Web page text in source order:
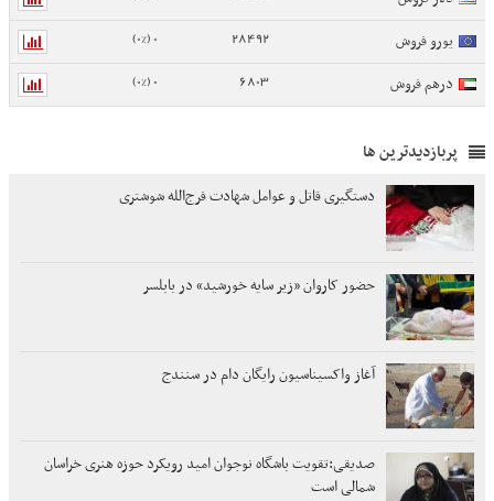
یورو فروش 28492
0 (0%)
درهم فروش 6803
0 (0%)
پربازدیدترین ها
دستگیری قاتل و عوامل شهادت فرج‌الله شوشتری
حضور کاروان «زیر سایه خورشید» در بابلسر
آغاز واکسیناسیون رایگان دام در سنندج
صدیقی:تقویت باشگاه نوجوان امید رویکرد حوزه هنری خراسان
شمالی است